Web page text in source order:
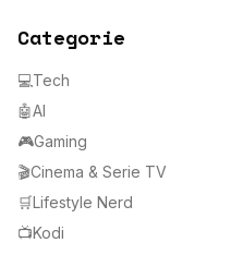
Categorie
💻Tech
🤖AI
🎮Gaming
🎬Cinema & Serie TV
🛒Lifestyle Nerd
📺Kodi